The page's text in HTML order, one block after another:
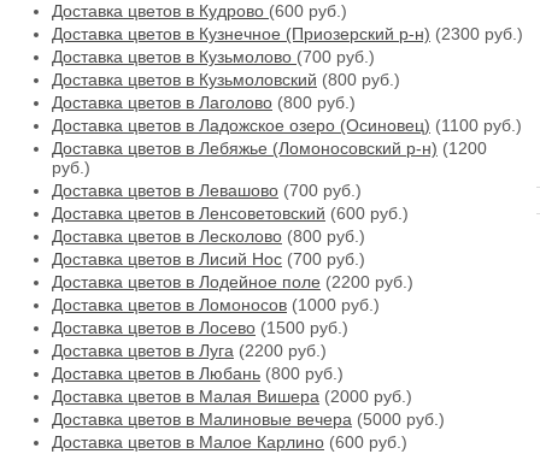
Доставка цветов в Кудрово (600 руб.)
Доставка цветов в Кузнечное (Приозерский р-н) (2300 руб.)
Доставка цветов в Кузьмолово (700 руб.)
Доставка цветов в Кузьмоловский (800 руб.)
Доставка цветов в Лаголово (800 руб.)
Доставка цветов в Ладожское озеро (Осиновец) (1100 руб.)
Доставка цветов в Лебяжье (Ломоносовский р-н) (1200
руб.)
Доставка цветов в Левашово (700 руб.)
Доставка цветов в Ленсоветовский (600 руб.)
Доставка цветов в Лесколово (800 руб.)
Доставка цветов в Лисий Нос (700 руб.)
Доставка цветов в Лодейное поле (2200 руб.)
Доставка цветов в Ломоносов (1000 руб.)
Доставка цветов в Лосево (1500 руб.)
Доставка цветов в Луга (2200 руб.)
Доставка цветов в Любань (800 руб.)
Доставка цветов в Малая Вишера (2000 руб.)
Доставка цветов в Малиновые вечера (5000 руб.)
Доставка цветов в Малое Карлино (600 руб.)